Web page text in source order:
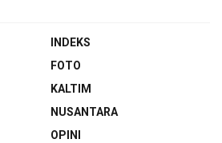
INDEKS
FOTO
KALTIM
NUSANTARA
OPINI